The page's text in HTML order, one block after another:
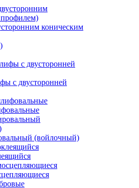
коническим
с двусторонней
(войлочный)